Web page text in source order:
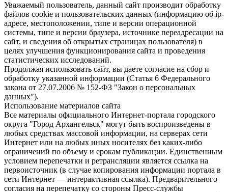
Уважаемый пользователь, данный сайт производит обработку
файлов cookie и пользовательских данных (информацию об ip-
адресе, местоположении, типе и версии операционной
системы, типе и версии браузера, источнике переадресации на
сайт, и сведения об открытых страницах пользователя) в
целях улучшения функционирования сайта и проведения
статистических исследований.
Продолжая использовать сайт, вы даете согласие на сбор и
обработку указанной информации (Статья 6 Федерального
закона от 27.07.2006 № 152-ФЗ "Закон о персональных
данных").
Использование материалов сайта
Все материалы официального Интернет-портала городского
округа "Город Архангельск" могут быть воспроизведены в
любых средствах массовой информации, на серверах сети
Интернет или на любых иных носителях без каких-либо
ограничений по объему и срокам публикации. Единственным
условием перепечатки и ретрансляции является ссылка на
первоисточник (в случае копирования информации портала в
сети Интернет — интерактивная ссылка). Предварительного
согласия на перепечатку со стороны Пресс-службы